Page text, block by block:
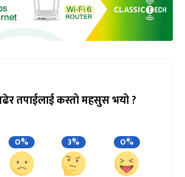
तपाईलाई कस्तो महसुस भयो ?
0% 3% 0%